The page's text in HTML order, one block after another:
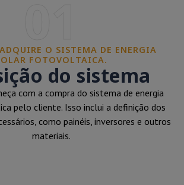
O SISTEMA DE ENERGIA
FOTOVOLTAICA.
do sistema
com a compra do sistema de energia
pelo cliente. Isso inclui a definição dos
como painéis, inversores e outros
materiais.